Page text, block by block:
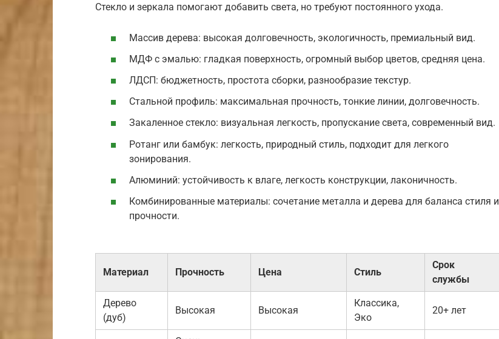
Стекло и зеркала помогают добавить света, но требуют постоянного ухода.
Массив дерева: высокая долговечность, экологичность, премиальный вид.
МДФ с эмалью: гладкая поверхность, огромный выбор цветов, средняя цена.
ЛДСП: бюджетность, простота сборки, разнообразие текстур.
Стальной профиль: максимальная прочность, тонкие линии, долговечность.
Закаленное стекло: визуальная легкость, пропускание света, современный вид.
Ротанг или бамбук: легкость, природный стиль, подходит для легкого
зонирования.
Алюминий: устойчивость к влаге, легкость конструкции, лаконичность.
Комбинированные материалы: сочетание металла и дерева для баланса стиля и
прочности.
Материал Прочность Цена Стиль
Срок
службы
Дерево
(дуб)
Высокая Высокая
Классика,
Эко
20+ лет